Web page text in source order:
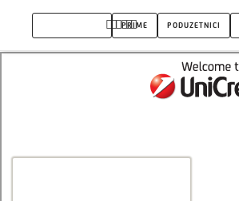
Lokator PRIME PODUZETNICI